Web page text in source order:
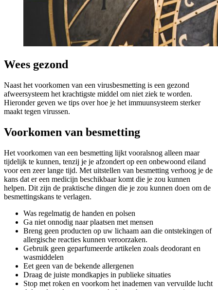
Wees gezond
Naast het voorkomen van een virusbesmetting is een gezond
afweersysteem het krachtigste middel om niet ziek te worden.
Hieronder geven we tips over hoe je het immuunsysteem sterker
maakt tegen virussen.
Voorkomen van besmetting
Het voorkomen van een besmetting lijkt vooralsnog alleen maar
tijdelijk te kunnen, tenzij je je afzondert op een onbewoond eiland
voor een zeer lange tijd. Met uitstellen van besmetting verhoog je de
kans dat er een medicijn beschikbaar komt die je zou kunnen
helpen. Dit zijn de praktische dingen die je zou kunnen doen om de
besmettingskans te verlagen.
Was regelmatig de handen en polsen
Ga niet onnodig naar plaatsen met mensen
Breng geen producten op uw lichaam aan die ontstekingen of
allergische reacties kunnen veroorzaken.
Gebruik geen geparfumeerde artikelen zoals deodorant en
wasmiddelen
Eet geen van de bekende allergenen
Draag de juiste mondkapjes in publieke situaties
Stop met roken en voorkom het inademen van vervuilde lucht